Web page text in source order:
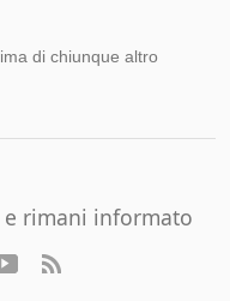
di chiunque altro
rimani informato